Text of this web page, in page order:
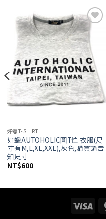
Add to
wishlist
好蠟T-SHIRT
好蠟AUTOHOLIC圓T恤 衣服(尺
寸有M,L,XL,XXL),灰色,購買請告
知尺寸
NT$600
Visa